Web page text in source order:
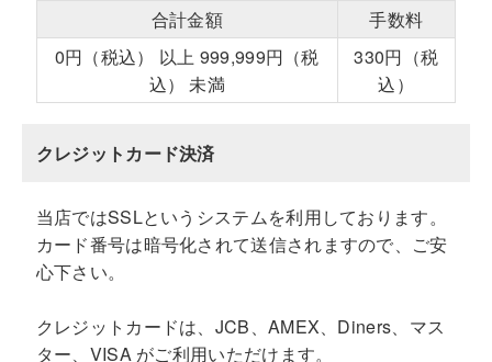
合計金額
手数料
0円（税込） 以上 999,999円（税
込） 未満
330円（税
込）
クレジットカード決済
当店ではSSLというシステムを利用しております。
カード番号は暗号化されて送信されますので、ご安
心下さい。
クレジットカードは、JCB、AMEX、Diners、マス
ター、VISA がご利用いただけます。